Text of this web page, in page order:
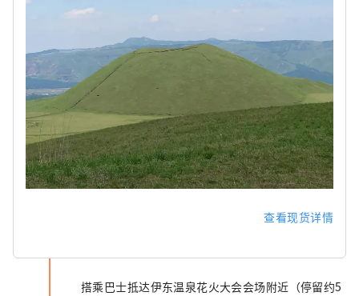
查看现货详情
搭乘巴士抵达伊东温泉花火大会会场附近（停留约5